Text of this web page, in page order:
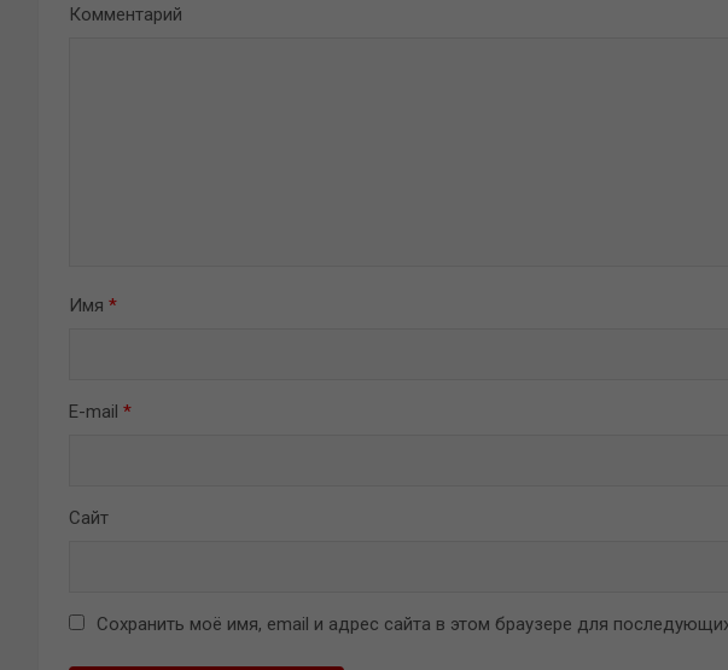
Комментарий
Имя *
E-mail *
Сайт
Сохранить моё имя, email и адрес сайта в этом браузере для